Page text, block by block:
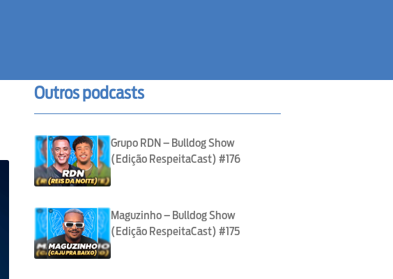
Outros podcasts
Grupo RDN – Bulldog Show
(Edição RespeitaCast) #176
Maguzinho – Bulldog Show
(Edição RespeitaCast) #175